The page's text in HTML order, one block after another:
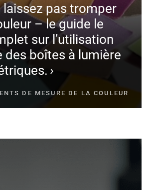
laissez pas tromper
– le guide le
sur l’utilisation
des boîtes à lumière
DE MESURE DE LA COULEUR